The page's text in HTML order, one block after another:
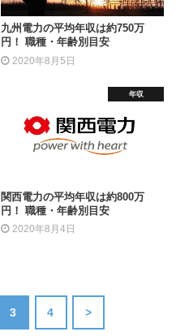
九州電力の平均年収は約750万
円！ 職種・年齢別目安
2020年8月5日
年収
関西電力の平均年収は約800万
円！ 職種・年齢別目安
2020年8月4日
3 4 >